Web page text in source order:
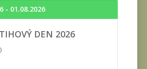
- 01.08.2026
DEN 2026